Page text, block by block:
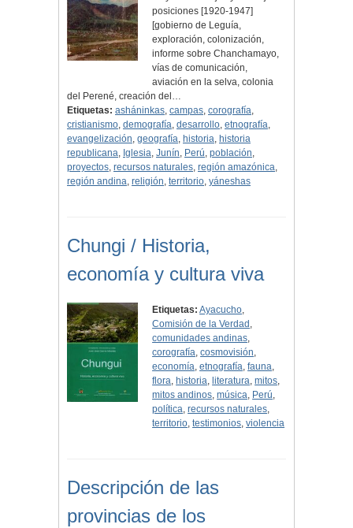
posiciones [1920-1947]
[gobierno de Leguía,
exploración, colonización,
informe sobre Chanchamayo,
vías de comunicación,
aviación en la selva, colonia
del Perené, creación del…
Etiquetas: asháninkas, campas, corografía,
cristianismo, demografía, desarrollo, etnografía,
evangelización, geografía, historia, historia
republicana, Iglesia, Junín, Perú, población,
proyectos, recursos naturales, región amazónica,
región andina, religión, territorio, yáneshas
Chungi / Historia,
economía y cultura viva
Etiquetas: Ayacucho,
Comisión de la Verdad ,
comunidades andinas,
corografía,cosmovisión,
economía,etnografía,fauna,
flora, historia, literatura,mitos,
mitos andinos,música, Perú,
política,recursos naturales,
territorio,testimonios,violencia
Descripción de las
provincias de los